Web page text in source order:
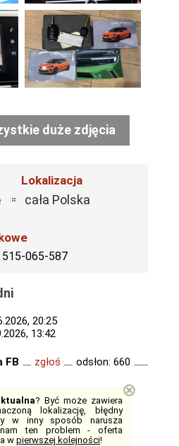
duże zdjęcia
Lokalizacja
cała Polska
515-065-587
20:25
13:42
FB zgłoś odsłon: 660
? Być może zawiera
lokalizację, błędny
w inny sposób narusza
ten problem - oferta
w pierwszej kolejności!
⊗